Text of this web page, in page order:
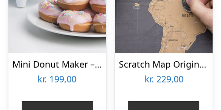
Mini Donut Maker – KitchPro
kr. 199,00
Scratch Map Original Deluxe
kr. 229,00